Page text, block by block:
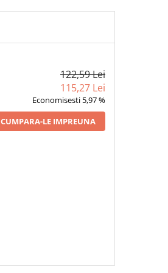
122,59 Lei
115,27 Lei
Economisesti 5,97 %
CUMPARA-LE IMPREUNA